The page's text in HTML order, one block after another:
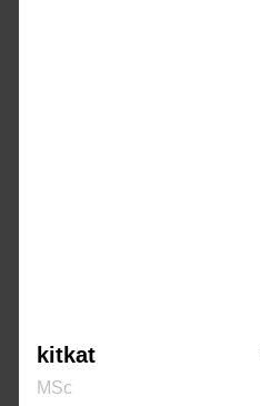
kitkat
MSc